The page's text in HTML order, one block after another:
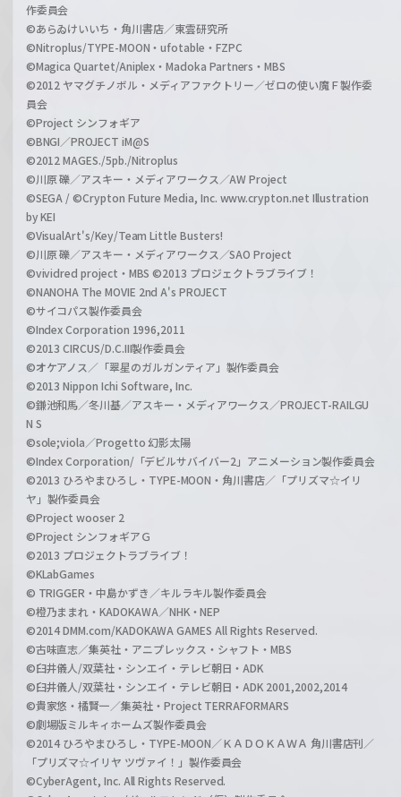
作委員会
©あらゐけいいち・角川書店／東雲研究所
©Nitroplus/TYPE-MOON・ufotable・FZPC
©Magica Quartet/Aniplex・Madoka Partners・MBS
©2012 ヤマグチノボル・メディアファクトリー／ゼロの使い魔Ｆ製作委
員会
©Project シンフォギア
©BNGI／PROJECT iM@S
©2012 MAGES./5pb./Nitroplus
©川原 礫／アスキー・メディアワークス／AW Project
©SEGA / ©Crypton Future Media, Inc. www.crypton.net Illustration
by KEI
©VisualArt's/Key/Team Little Busters!
©川原 礫／アスキー・メディアワークス／SAO Project
©vividred project・MBS ©2013 プロジェクトラブライブ！
©NANOHA The MOVIE 2nd A's PROJECT
©サイコパス製作委員会
©Index Corporation 1996,2011
©2013 CIRCUS/D.C.III製作委員会
©オケアノス／「翠星のガルガンティア」製作委員会
©2013 Nippon Ichi Software, Inc.
©鎌池和馬／冬川基／アスキー・メディアワークス／PROJECT-RAILGU
N S
©sole;viola／Progetto 幻影太陽
©Index Corporation/「デビルサバイバー2」アニメーション製作委員会
©2013 ひろやまひろし・TYPE-MOON・角川書店／「プリズマ☆イリ
ヤ」製作委員会
©Project wooser 2
©Project シンフォギアＧ
©2013 プロジェクトラブライブ！
©KLabGames
© TRIGGER・中島かずき／キルラキル製作委員会
©橙乃ままれ・KADOKAWA／NHK・NEP
©2014 DMM.com/KADOKAWA GAMES All Rights Reserved.
©古味直志／集英社・アニプレックス・シャフト・MBS
©臼井儀人/双葉社・シンエイ・テレビ朝日・ADK
©臼井儀人/双葉社・シンエイ・テレビ朝日・ADK 2001,2002,2014
©貴家悠・橘賢一／集英社・Project TERRAFORMARS
©劇場版ミルキィホームズ製作委員会
©2014 ひろやまひろし・TYPE-MOON／ＫＡＤＯＫＡＷＡ 角川書店刊／
「プリズマ☆イリヤ ツヴァイ！」製作委員会
©CyberAgent, Inc. All Rights Reserved.